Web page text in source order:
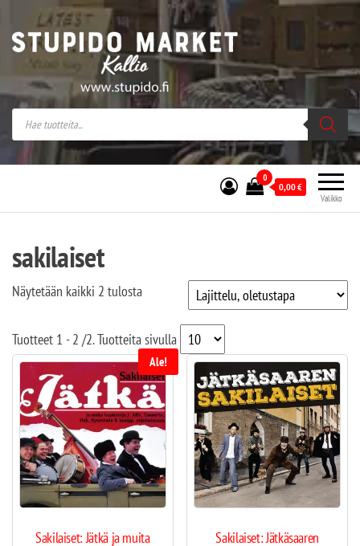
Stupido Market – verkossa ja kivijalassa
Stupido Market on vaihtoehtomusaan
erikoistunut verkko- sekä
kivijalkakauppa Helsingissä Kallion
sydämessä.
Valikko
0
0,00€
sakilaiset
Näytetään kaikki 2 tulosta
Tuotteet 1 - 2 /2. Tuotteita sivulla
Ale!
Sakilaiset: Jätkä ja muita
Sakilaiset: Jätkäsaaren